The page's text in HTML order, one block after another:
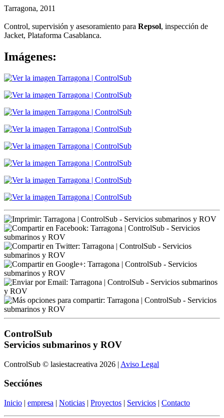
Tarragona, 2011
Control, supervisión y asesoramiento para Repsol, inspección de
Jacket, Plataforma Casablanca.
Imágenes:
ControlSub
Servicios submarinos y ROV
ControlSub © lasiestacreativa 2026 | Aviso Legal
Secciónes
Inicio | empresa | Noticias | Proyectos | Servicios | Contacto